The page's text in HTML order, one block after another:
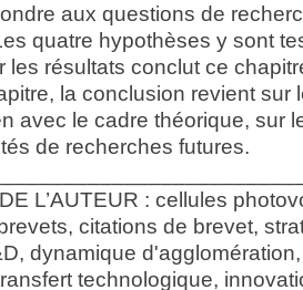
aux questions de
quatre hypothèses y sont
les résultats conclut ce
la conclusion revient sur
avec le cadre théorique, sur
de recherches futures.
L’AUTEUR : cellules
citations de brevet,
dynamique
technologique,